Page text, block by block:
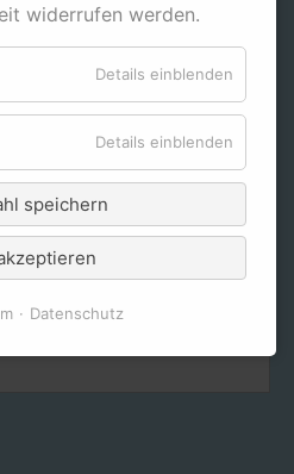
widerrufen werden.
Details einblenden
Details einblenden
speichern
Datenschutz